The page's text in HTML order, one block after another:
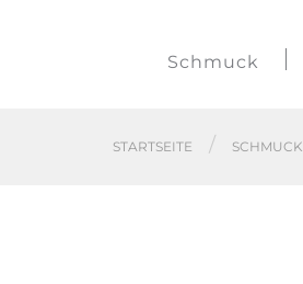
Schmuck
STARTSEITE SCHMUCK